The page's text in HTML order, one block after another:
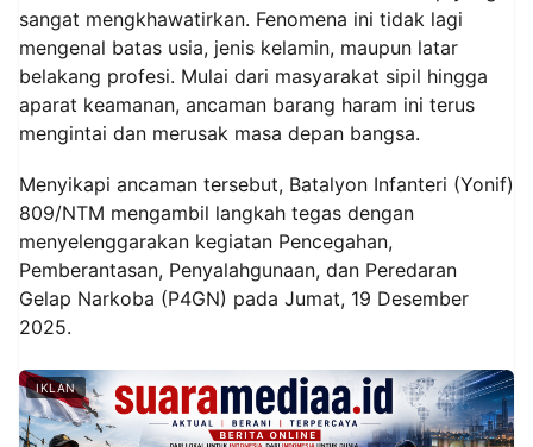
sangat mengkhawatirkan. Fenomena ini tidak lagi
mengenal batas usia, jenis kelamin, maupun latar
belakang profesi. Mulai dari masyarakat sipil hingga
aparat keamanan, ancaman barang haram ini terus
mengintai dan merusak masa depan bangsa.
Menyikapi ancaman tersebut, Batalyon Infanteri (Yonif)
809/NTM mengambil langkah tegas dengan
menyelenggarakan kegiatan Pencegahan,
Pemberantasan, Penyalahgunaan, dan Peredaran
Gelap Narkoba (P4GN) pada Jumat, 19 Desember
2025.
IKLAN